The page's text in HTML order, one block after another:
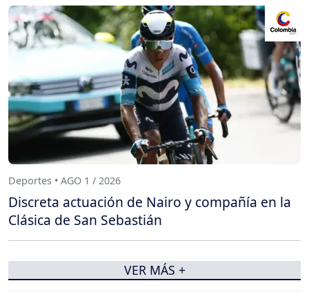
Deportes • AGO 1 / 2026
Discreta actuación de Nairo y compañía en la
Clásica de San Sebastián
VER MÁS +